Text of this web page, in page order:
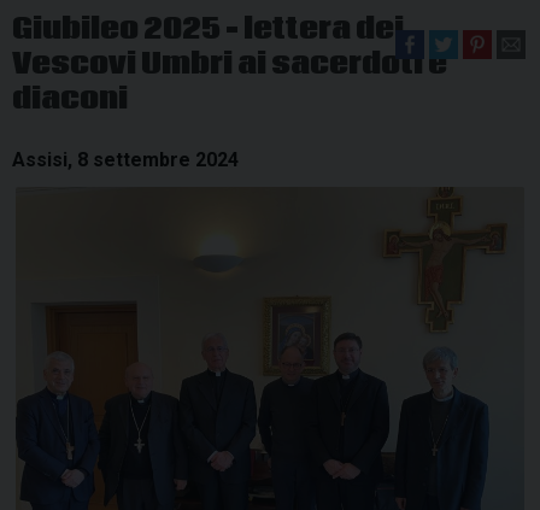
Giubileo 2025 – lettera dei
Vescovi Umbri ai sacerdoti e
diaconi
Assisi, 8 settembre 2024